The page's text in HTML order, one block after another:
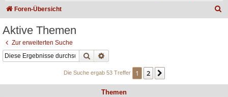
Foren-Übersicht
Aktive Themen
Zur erweiterten Suche
Suche
Die Suche ergab 53 Treffer 1 2
Themen